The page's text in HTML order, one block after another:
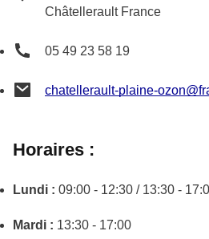
Châtellerault France
05 49 23 58 19
chatellerault-plaine-
Horaires :
Lundi : 09:00 - 12:30 / 13:30 -
Mardi : 13:30 - 17:00